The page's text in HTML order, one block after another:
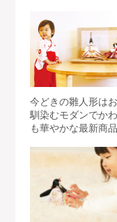
今どきの雛人形は
馴染むモダンでか
も華やかな最新商